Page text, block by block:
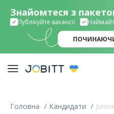
Знайомтеся з
Публікуйте вакансії
ПОЧИНАЮЧИ
Головна / Кандидати /